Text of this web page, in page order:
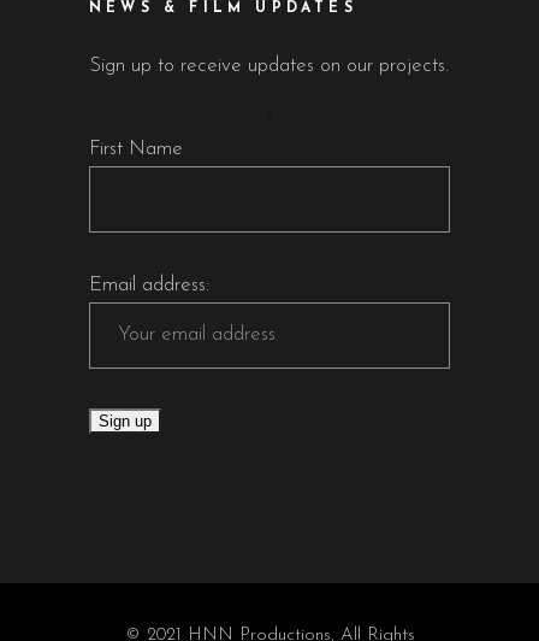
NEWS & FILM UPDATES
Sign up to receive updates on our projects.
First Name
Email address:
© 2021 HNN Productions, All Rights